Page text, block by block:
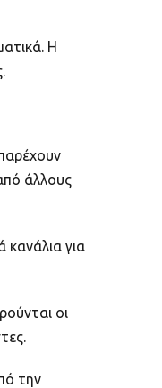
Η
άλλους
για
οι
την